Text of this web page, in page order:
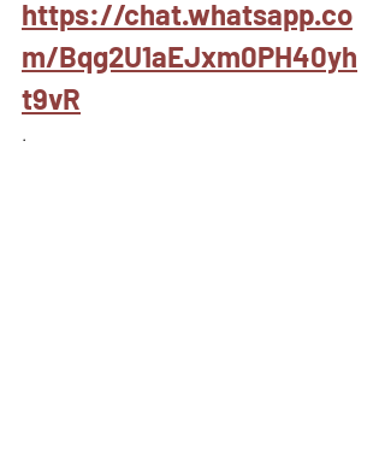
https://chat.whatsapp.co
m/Bqg2U1aEJxm0PH40yh
t9vR
.